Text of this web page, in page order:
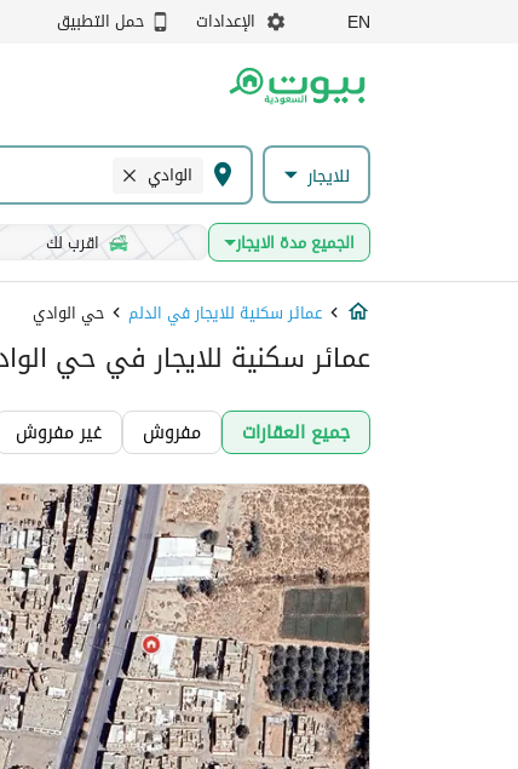
EN الإعدادات حمل التطبيق
للايجار الوادي
الجميع مدة الايجار اقرب لك
عمائر سكنية للايجار في الدلم حي الوادي
عمائر سكنية للايجار في حي
جميع العقارات مفروش غير مفروش